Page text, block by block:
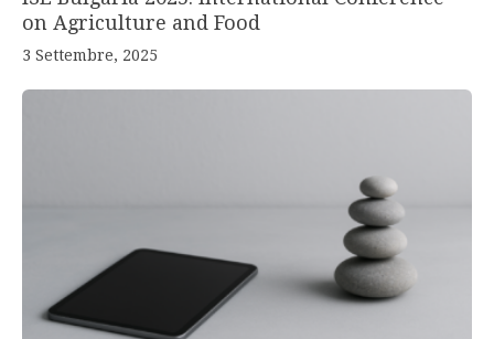
on Agriculture and Food
3 Settembre, 2025